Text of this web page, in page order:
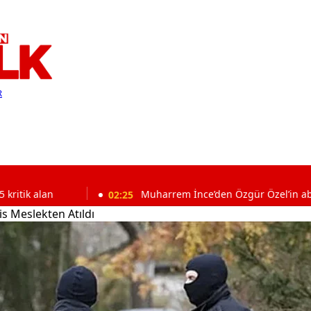
02:25 Muharrem İnce’den Özgür Özel’in abdest
Meslekten Atıldı